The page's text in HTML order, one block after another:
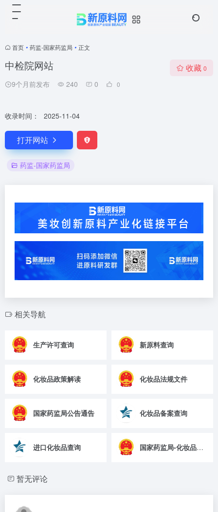
首页 • 药监-国家药监局 • 正文
中检院网站
9个月前发布 240 0 0
收藏 0
收录时间： 2025-11-04
打开网站
药监-国家药监局
相关导航
生产许可查询 新原料查询
化妆品政策解读 化妆品法规文件
国家药监局公告通告 化妆品备案查询
进口化妆品查询 国家药监局-化妆品版块
暂无评论